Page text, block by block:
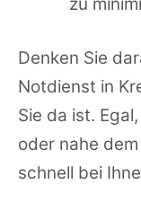
Denken Sie
Notdienst in
Sie da ist.
oder nahe
schnell bei